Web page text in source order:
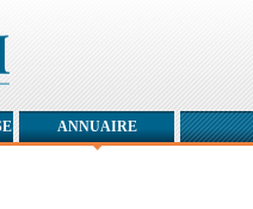
ANNUAIRE